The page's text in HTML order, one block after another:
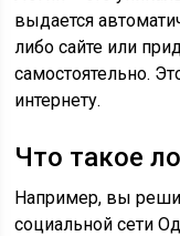
выдается
либо сайте или
самостоятельно.
интернету.
Что такое
Например, вы
социальной сети